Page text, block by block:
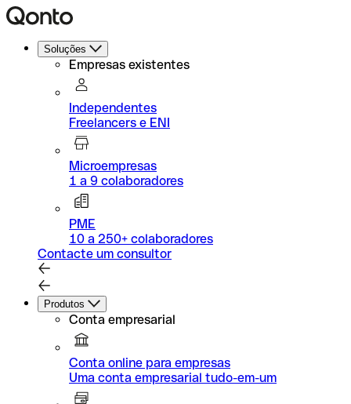
Soluções
Empresas existentes
Independentes
Freelancers e ENI
Microempresas
1 a 9 colaboradores
PME
10 a 250+ colaboradores
Contacte um consultor
Produtos
Conta empresarial
Conta online para empresas
Uma conta empresarial tudo-em-um